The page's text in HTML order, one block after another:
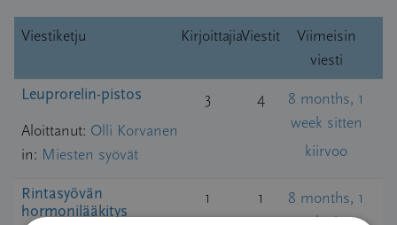
Viestiketju KirjoittajiaViestit
Viimeisin
viesti
Leuprorelin-pistos
Aloittanut: Olli Korvanen
in: Miesten syövät
3 4
8 months, 1
week sitten
kiirvoo
Rintasyövän
hormonilääkitys
1 1
8 months, 1